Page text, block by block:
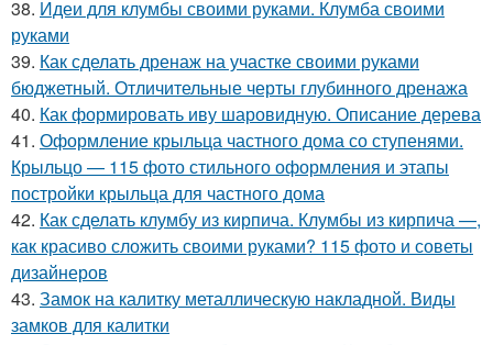
38. Идеи для клумбы своими руками. Клумба своими
руками
39. Как сделать дренаж на участке своими руками
бюджетный. Отличительные черты глубинного дренажа
40. Как формировать иву шаровидную. Описание дерева
41. Оформление крыльца частного дома со ступенями.
Крыльцо — 115 фото стильного оформления и этапы
постройки крыльца для частного дома
42. Как сделать клумбу из кирпича. Клумбы из кирпича —,
как красиво сложить своими руками? 115 фото и советы
дизайнеров
43. Замок на калитку металлическую накладной. Виды
замков для калитки